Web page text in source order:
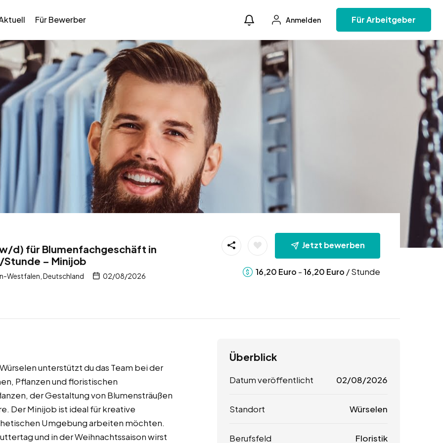
Für Bewerber Anmelden Für Arbeitgeber
d) für Blumenfachgeschäft in
Stunde – Minijob
Westfalen, Deutschland 02/08/2026
Jetzt bewerben
16,20 Euro -16,20 Euro / Stunde
unterstützt du das Team bei der
Pflanzen und floristischen
der Gestaltung von Blumensträußen
Der Minijob ist ideal für kreative
Umgebung arbeiten möchten.
und in der Weihnachtssaison wirst
Überblick
Datum veröffentlicht 02/08/2026
Standort Würselen
Berufsfeld Floristik